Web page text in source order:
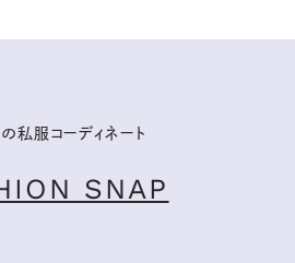
私服コーディネート
SNAP